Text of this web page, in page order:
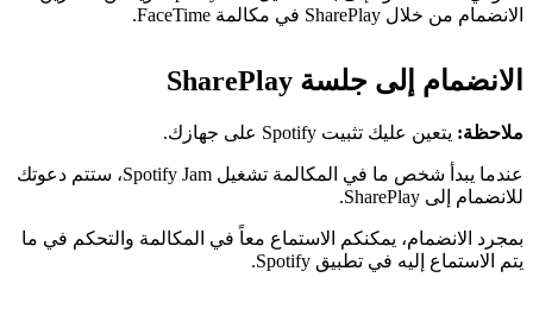
الانضمام من خلال SharePlay في مكالمة FaceTime.
الانضمام إلى جلسة SharePlay
ملاحظة: يتعين عليك تثبيت Spotify على جهازك.
عندما يبدأ شخص ما في المكالمة تشغيل Spotify Jam، ستتم دعوتك
للانضمام إلى SharePlay.
بمجرد الانضمام، يمكنكم الاستماع معاً في المكالمة والتحكم في ما
يتم الاستماع إليه في تطبيق Spotify.